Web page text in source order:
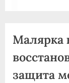
Малярка
защита